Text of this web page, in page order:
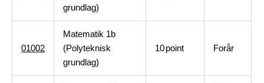
grundlag)
01002
Matematik 1b
(Polyteknisk
grundlag)
10point Forår